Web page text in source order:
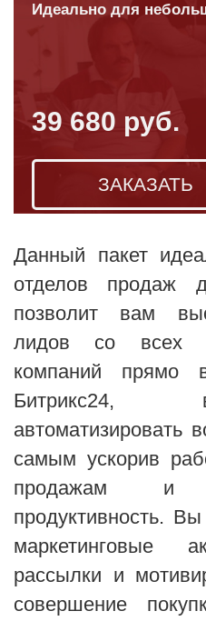
Идеально для
39 680 руб.
ЗАКАЗАТЬ
Данный пакет
отделов продаж
позволит вам
лидов со всех
компаний прямо
автоматизировать
самым ускорив
продажам и
продуктивность.
маркетинговые
рассылки и
совершение